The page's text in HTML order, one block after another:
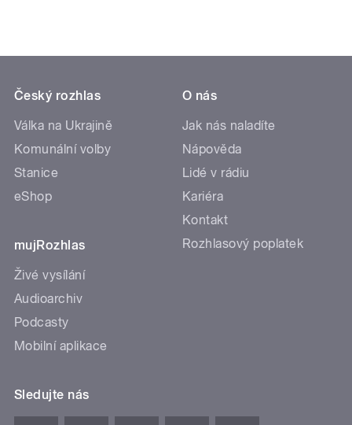
Český rozhlas
Válka na Ukrajině
Komunální volby
Stanice
eShop
mujRozhlas
Živé vysílání
Audioarchiv
Podcasty
Mobilní aplikace
O nás
Jak nás naladíte
Nápověda
Lidé v rádiu
Kariéra
Kontakt
Rozhlasový poplatek
Sledujte nás